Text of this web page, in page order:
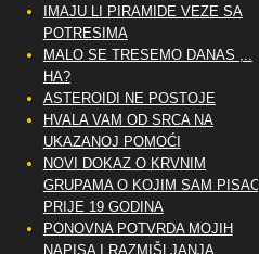
IMAJU LI PIRAMIDE VEZE SA
POTRESIMA
MALO SE TRESEMO DANAS ,..
HA?
ASTEROIDI NE POSTOJE
HVALA VAM OD SRCA NA
UKAZANOJ POMOĆI
NOVI DOKAZ O KRVNIM
GRUPAMA O KOJIM SAM PISAO
PRIJE 19 GODINA
PONOVNA POTVRDA MOJIH
NAPISA I RAZMIŠLJANJA